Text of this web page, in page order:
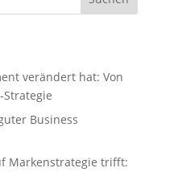
verändert hat: Von
Business
Markenstrategie trifft: